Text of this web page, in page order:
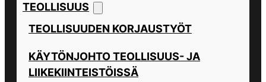
TEOLLISUUS
TEOLLISUUDEN KORJAUSTYÖT
KÄYTÖNJOHTO TEOLLISUUS- JA
LIIKEKIINTEISTÖISSÄ